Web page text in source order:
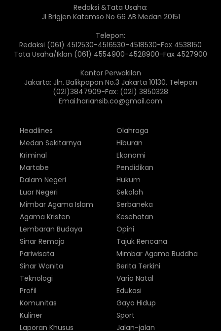
Redaksi &Tata Usaha:
Jl Brigjen Katamso No 66 AB Medan 20151
Telepon:
Redaksi (061) 4512530-4516530-4518530-Fax 4538150
Tata Usaha/Iklan (061) 4554900-4528900-Fax 4527900
Kantor Perwakilan
Jakarta: Jln. Balikpapan No.3 Jakarta 10130, Telepon
(021)3847909-Fax: (021) 3850328
Emai:hariansib.co@gmail.com
Headlines
Medan Sekitarnya
Kriminal
Martabe
Dalam Negeri
Luar Negeri
Olahraga
Hiburan
Ekonomi
Pendidikan
Hukum
Sekolah
Mimbar Agama Islam
Agama Kristen
Lembaran Budaya
Sinar Remaja
Pariwisata
Sinar Wanita
Serbaneka
Kesehatan
Opini
Tajuk Rencana
Mimbar Agama Buddha
Berita Terkini
Teknologi
Profil
Komunitas
Kuliner
Laporan Khusus
Varia Natal
Edukasi
Gaya Hidup
Sport
Jalan-jalan